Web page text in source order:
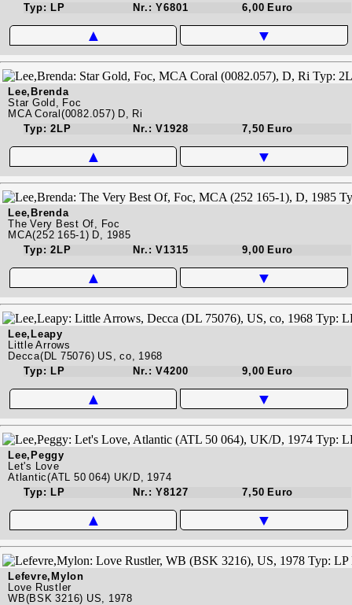
Typ: LP
Nr.: Y6801 6,00 Euro
▲ ▼
Lee,Brenda
Star Gold, Foc
MCA Coral(0082.057) D, Ri
Typ: 2LP
Nr.: V1928 7,50 Euro
▲ ▼
Lee,Brenda
The Very Best Of, Foc
MCA(252 165-1) D, 1985
Typ: 2LP
Nr.: V1315 9,00 Euro
▲ ▼
Lee,Leapy
Little Arrows
Decca(DL 75076) US, co, 1968
Typ: LP
Nr.: V4200 9,00 Euro
▲ ▼
Lee,Peggy
Let's Love
Atlantic(ATL 50 064) UK/D, 1974
Typ: LP
Nr.: Y8127 7,50 Euro
▲ ▼
Lefevre,Mylon
Love Rustler
WB(BSK 3216) US, 1978